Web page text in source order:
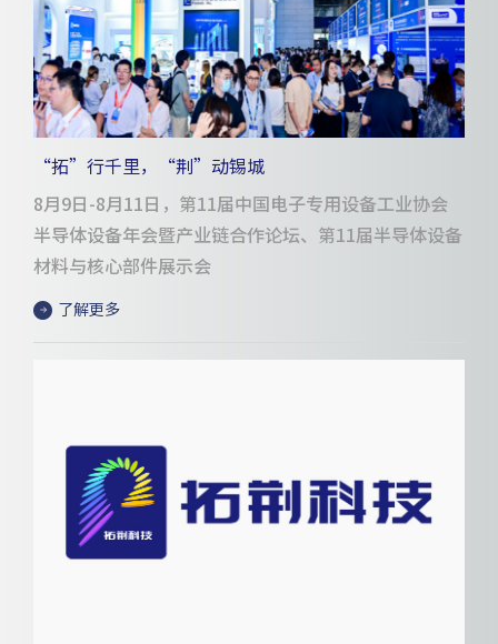
“拓”行千里，“荆”动锡城
8月9日-8月11日，第11届中国电子专用设备工业协会
半导体设备年会暨产业链合作论坛、第11届半导体设备
材料与核心部件展示会
了解更多